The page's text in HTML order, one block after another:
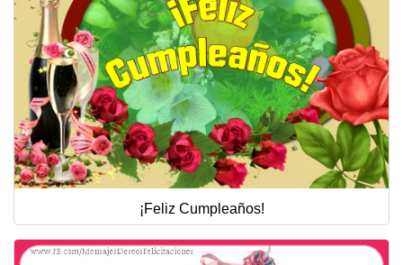
¡Feliz Cumpleaños!